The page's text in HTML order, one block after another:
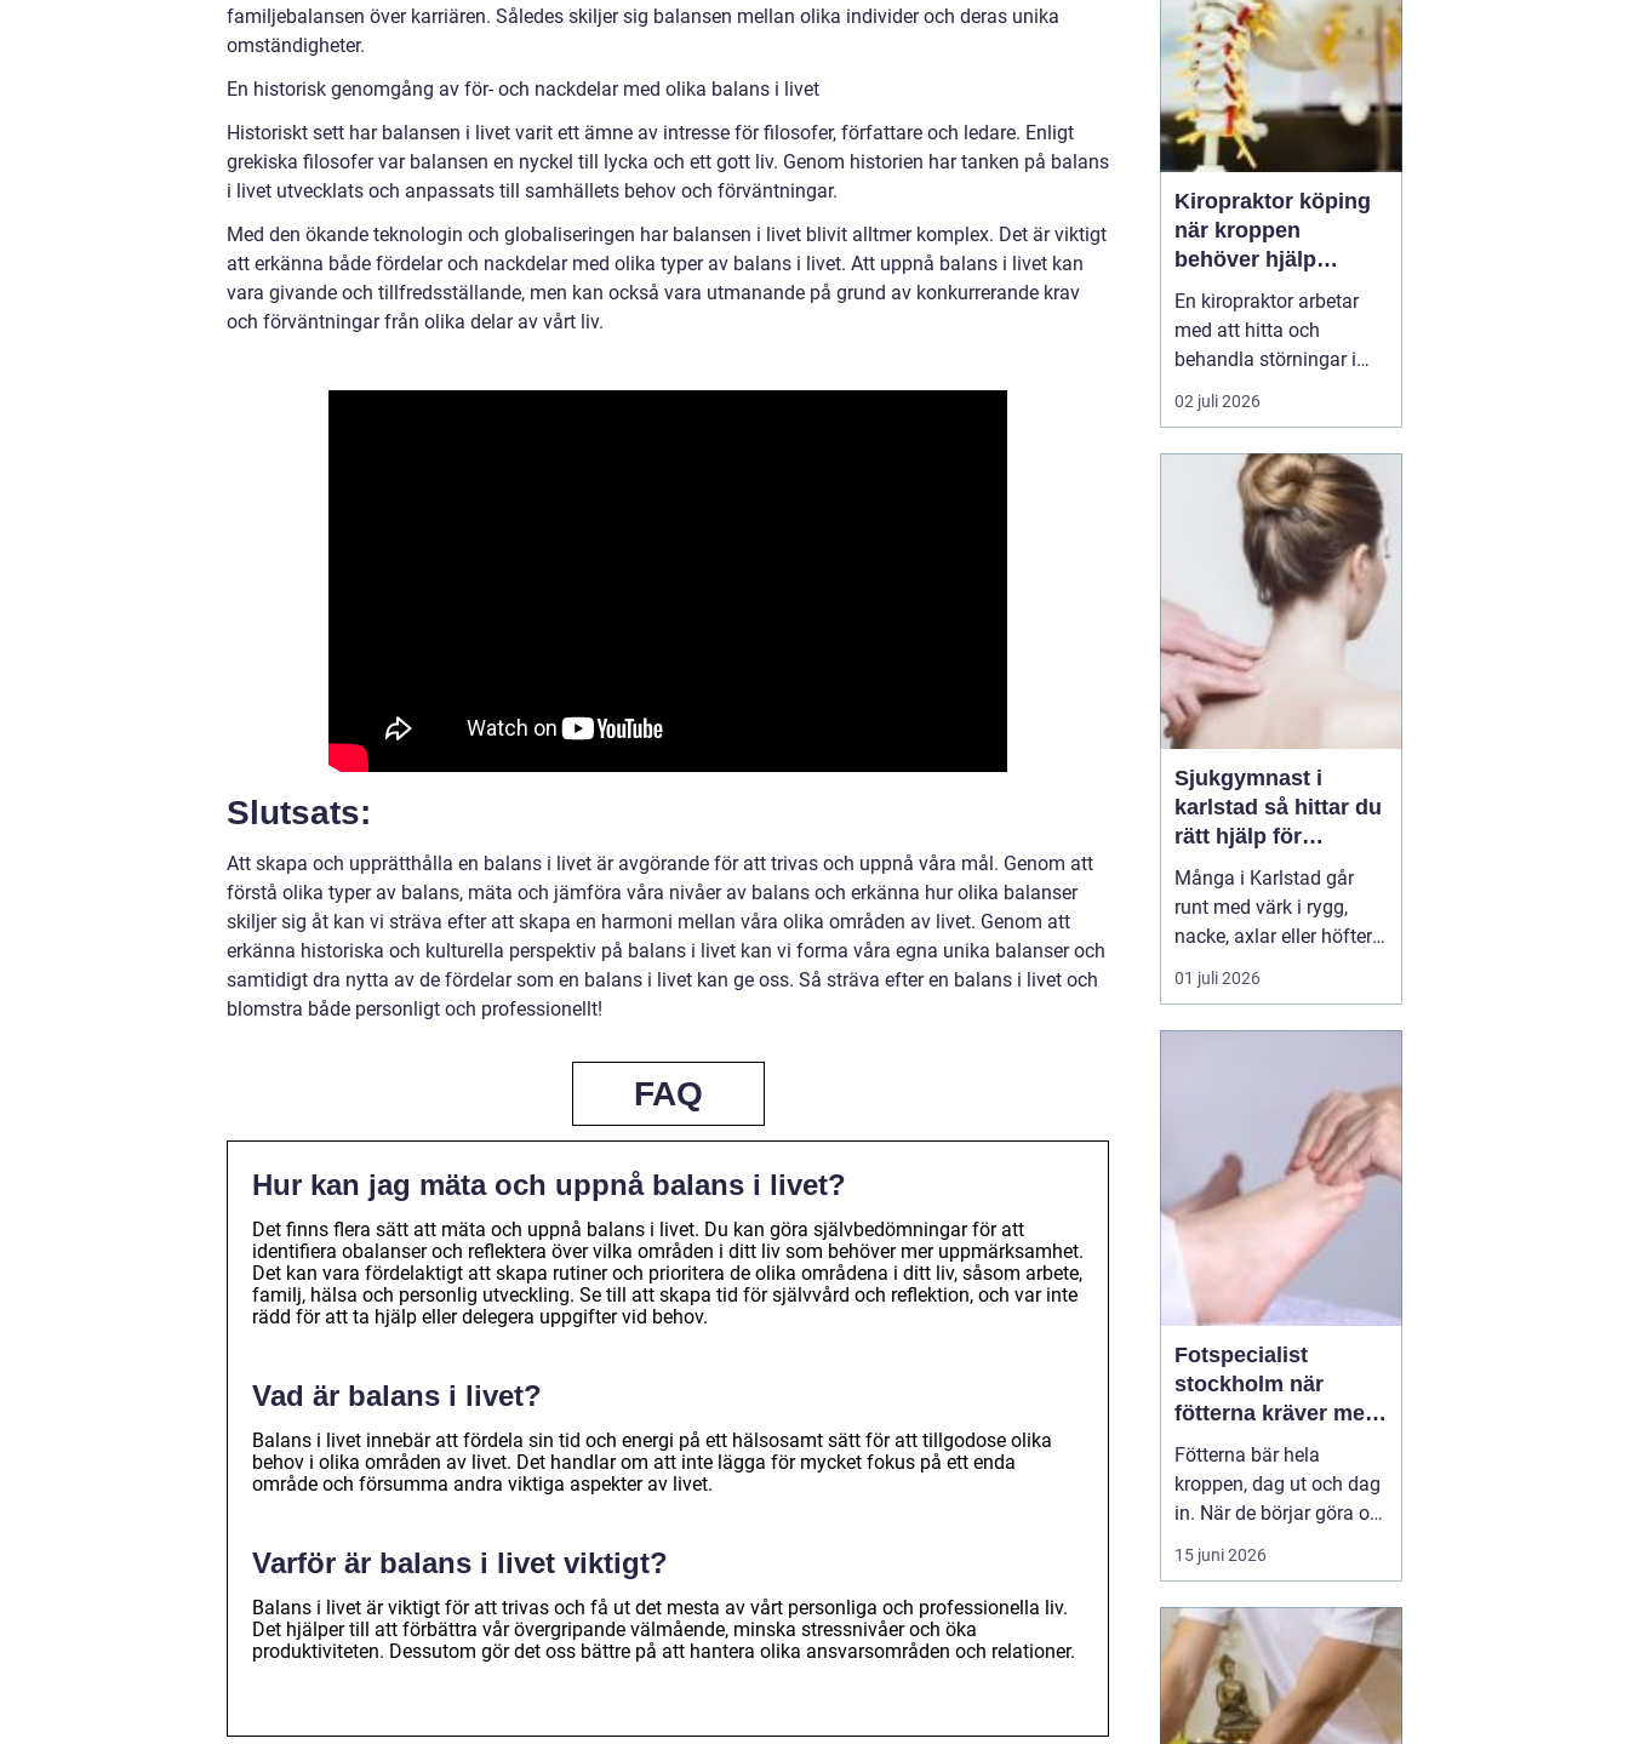
familjebalansen över karriären. Således skiljer sig balansen mellan olika individer och deras unika
omständigheter.
En historisk genomgång av för- och nackdelar med olika balans i livet
Historiskt sett har balansen i livet varit ett ämne av intresse för filosofer, författare och ledare. Enligt
grekiska filosofer var balansen en nyckel till lycka och ett gott liv. Genom historien har tanken på balans
i livet utvecklats och anpassats till samhällets behov och förväntningar.
Med den ökande teknologin och globaliseringen har balansen i livet blivit alltmer komplex. Det är viktigt
att erkänna både fördelar och nackdelar med olika typer av balans i livet. Att uppnå balans i livet kan
vara givande och tillfredsställande, men kan också vara utmanande på grund av konkurrerande krav
och förväntningar från olika delar av vårt liv.
Slutsats:
Att skapa och upprätthålla en balans i livet är avgörande för att trivas och uppnå våra mål. Genom att
förstå olika typer av balans, mäta och jämföra våra nivåer av balans och erkänna hur olika balanser
skiljer sig åt kan vi sträva efter att skapa en harmoni mellan våra olika områden av livet. Genom att
erkänna historiska och kulturella perspektiv på balans i livet kan vi forma våra egna unika balanser och
samtidigt dra nytta av de fördelar som en balans i livet kan ge oss. Så sträva efter en balans i livet och
blomstra både personligt och professionellt!
FAQ
Hur kan jag mäta och uppnå balans i livet?
Det finns flera sätt att mäta och uppnå balans i livet. Du kan göra självbedömningar för att
identifiera obalanser och reflektera över vilka områden i ditt liv som behöver mer uppmärksamhet.
Det kan vara fördelaktigt att skapa rutiner och prioritera de olika områdena i ditt liv, såsom arbete,
familj, hälsa och personlig utveckling. Se till att skapa tid för självvård och reflektion, och var inte
rädd för att ta hjälp eller delegera uppgifter vid behov.
Vad är balans i livet?
Balans i livet innebär att fördela sin tid och energi på ett hälsosamt sätt för att tillgodose olika
behov i olika områden av livet. Det handlar om att inte lägga för mycket fokus på ett enda
område och försumma andra viktiga aspekter av livet.
Varför är balans i livet viktigt?
Balans i livet är viktigt för att trivas och få ut det mesta av vårt personliga och professionella liv.
Det hjälper till att förbättra vår övergripande välmående, minska stressnivåer och öka
produktiviteten. Dessutom gör det oss bättre på att hantera olika ansvarsområden och relationer.
Kiropraktor köping
när kroppen
behöver hjälp
tillbaka
En kiropraktor arbetar
med att hitta och
behandla störningar i
kroppens leder, muskler
och nervsystem. Målet
smärta, bättre rörlighet
och en vardag som
fungerar igen.
Kiropraktik passar
många som kämpar
med återkommande
ryggont...
02 juli 2026
Sjukgymnast i
karlstad så hittar du
rätt hjälp för
kroppen
Många i Karlstad går
runt med värk i rygg,
nacke, axlar eller höfter
utan att söka hjälp.
Andra har råkat ut för en
släppa. En legitimerad
sjukgymnast kan då
göra stor skillnad.
Genom n...
01 juli 2026
Fotspecialist
stockholm när
fötterna kräver mer
än vanliga sulor
Fötterna bär hela
kroppen, dag ut och dag
in. När de börjar göra ont
påverkas mer än bara
stegen sömn, träning,
lidande. Många försöker
länge med egenvård,
inlägg från sportbutiken
eller vila, men
15 juni 2026